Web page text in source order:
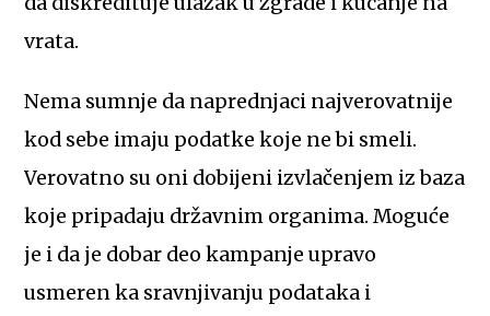
vrata.
Nema sumnje da naprednjaci najverovatnije
kod sebe imaju podatke koje ne bi smeli.
Verovatno su oni dobijeni izvlačenjem iz baza
koje pripadaju državnim organima. Moguće
je i da je dobar deo kampanje upravo
usmeren ka sravnjivanju podataka i